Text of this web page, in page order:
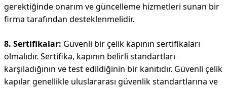
gerektiğinde onarım ve güncelleme hizmetleri sunan bir
firma tarafından desteklenmelidir.
8. Sertifikalar: Güvenli bir çelik kapının sertifikaları
olmalıdır. Sertifika, kapının belirli standartları
karşıladığının ve test edildiğinin bir kanıtıdır. Güvenli çelik
kapılar genellikle uluslararası güvenlik standartlarına ve